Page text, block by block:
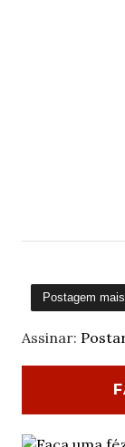
Postagem
Assinar: